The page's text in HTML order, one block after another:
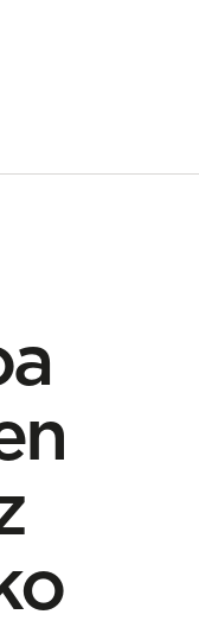
beherakada
ere